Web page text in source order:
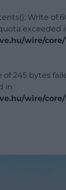
Write of
exceeded
wire/
of 245 bytes
in
wire/